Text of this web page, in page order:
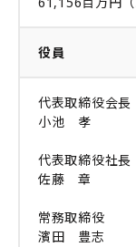
役員
代表取締役会長
小池 孝
代表取締役社長
佐藤 章
常務取締役
濱田 豊志